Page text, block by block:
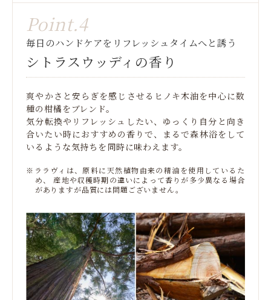
Point.4
毎日のハンドケアをリフレッシュタイムへと誘う
シトラスウッディの香り
爽やかさと安らぎを感じさせるヒノキ木油を中心に数
種の柑橘をブレンド。
気分転換やリフレッシュしたい、ゆっくり自分と向き
合いたい時におすすめの香りで、まるで森林浴をして
いるような気持ちを同時に味わえます。
※ララヴィは、原料に天然植物由来の精油を使用しているた
め、 産地や収穫時期の違いによって香りが多少異なる場合
がありますが品質には問題ございません。